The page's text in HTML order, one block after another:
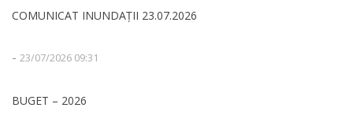
COMUNICAT INUNDAȚII 23.07.2026
- 23/07/2026 09:31
BUGET – 2026